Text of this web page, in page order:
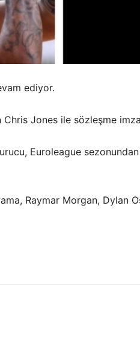
ediyor.
Jones ile sözleşme
Euroleague
Raymar Morgan, Dylan